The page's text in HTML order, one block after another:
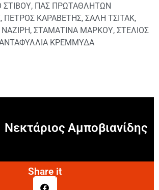
, ΠΑΣ ΠΡΩΤΑΘΛΗΤΩΝ
, ΠΕΤΡΟΣ ΚΑΡΑΒΕΤΗΣ, ΣΑΛΗ ΤΣΙΤΑΚ,
, ΣΤΑΜΑΤΙΝΑ ΜΑΡΚΟΥ, ΣΤΕΛΙΟΣ
ΚΡΕΜΜΥΔΑ
Νεκτάριος Αμποβιανίδης
Share it